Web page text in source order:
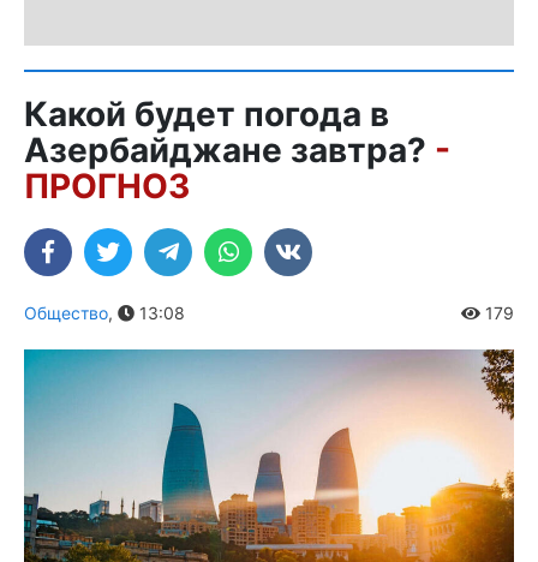
Какой будет погода в
Азербайджане завтра? -
ПРОГНОЗ
Общество, 13:08 179